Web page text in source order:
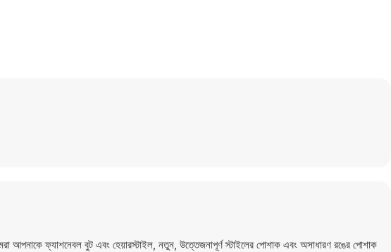
ফ্যাশনেবল বুট এবং হেয়ারস্টাইল, নতুন, উত্তেজনাপূর্ণ স্টাইলের পোশাক এবং অসাধারণ রঙের পোশাক